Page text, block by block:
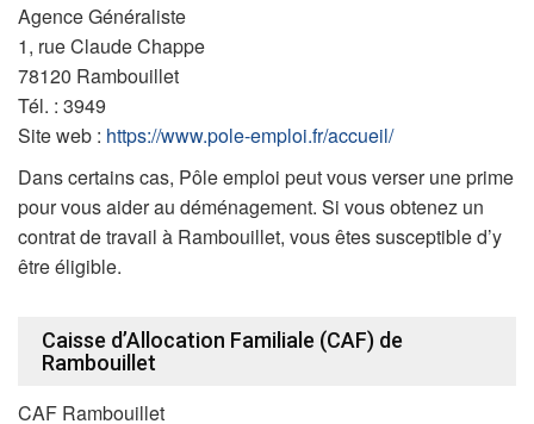
Agence Généraliste
1, rue Claude Chappe
78120 Rambouillet
Tél. : 3949
Site web : https://www.pole-emploi.fr/accueil/
Dans certains cas, Pôle emploi peut vous verser une prime
pour vous aider au déménagement. Si vous obtenez un
contrat de travail à Rambouillet, vous êtes susceptible d’y
être éligible.
Caisse d’Allocation Familiale (CAF) de
Rambouillet
CAF Rambouillet